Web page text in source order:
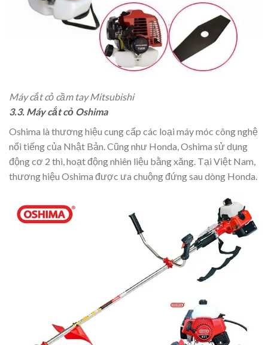
Máy cắt cỏ cầm tay Mitsubishi
3.3. Máy cắt cỏ Oshima
Oshima là thương hiệu cung cấp các loại máy móc công nghệ
nổi tiếng của Nhật Bản. Cũng như Honda, Oshima sử dụng
động cơ 2 thì, hoạt động nhiên liệu bằng xăng. Tại Việt Nam,
thương hiệu Oshima được ưa chuộng đứng sau dòng Honda.